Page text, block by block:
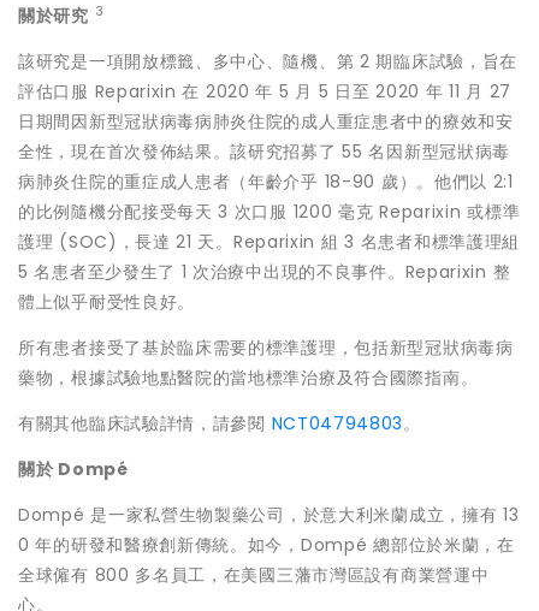
關於研究 3
該研究是一項開放標籤、多中心、隨機、第 2 期臨床試驗，旨在
評估口服 Reparixin 在 2020 年 5 月 5 日至 2020 年 11 月 27
日期間因新型冠狀病毒病肺炎住院的成人重症患者中的療效和安
全性，現在首次發佈結果。該研究招募了 55 名因新型冠狀病毒
病肺炎住院的重症成人患者（年齡介乎 18-90 歲）。他們以 2:1
的比例隨機分配接受每天 3 次口服 1200 毫克 Reparixin 或標準
護理 (SOC)，長達 21 天。Reparixin 組 3 名患者和標準護理組
5 名患者至少發生了 1 次治療中出現的不良事件。Reparixin 整
體上似乎耐受性良好。
所有患者接受了基於臨床需要的標準護理，包括新型冠狀病毒病
藥物，根據試驗地點醫院的當地標準治療及符合國際指南。
有關其他臨床試驗詳情，請參閱 NCT04794803。
關於 Dompé
Dompé 是一家私營生物製藥公司，於意大利米蘭成立，擁有 13
0 年的研發和醫療創新傳統。如今，Dompé 總部位於米蘭，在
全球僱有 800 多名員工，在美國三藩市灣區設有商業營運中
心。